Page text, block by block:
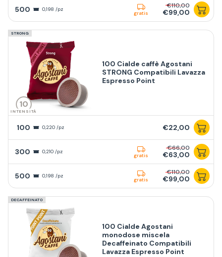
500 0,198 /pz
gratis
€110,00
€99,00
STRONG
10
INTENSITÀ
100 Cialde caffè Agostani
STRONG Compatibili Lavazza
Espresso Point
100 0,220 /pz €22,00
300 0,210 /pz
gratis
€66,00
€63,00
500 0,198 /pz
gratis
€110,00
€99,00
DECAFFEINATO
100 Cialde Agostani
monodose miscela
Decaffeinato Compatibili
Lavazza Espresso Point